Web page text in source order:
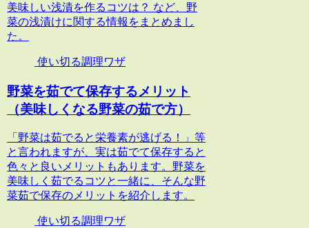
美味しい浅漬を作るコツは？ など、野
菜の浅漬けに関する情報をまとめまし
た。
使い切る調理ワザ
野菜を茹でて保存するメリット
（美味しくなる野菜の茹で方）
「野菜は茹でると栄養素が逃げる！」等
と言われますが、実は茹でて保存すると
色々と良いメリットもあります。野菜を
美味しく茹でるコツと一緒に、そんな野
菜茹で保存のメリットを紹介します。
使い切る調理ワザ